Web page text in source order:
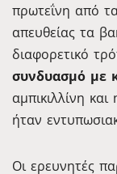
πρωτεΐνη από
απευθείας τα
διαφορετικό
συνδυασμό με
αμπικιλλίνη
ήταν
Οι ερευνητές